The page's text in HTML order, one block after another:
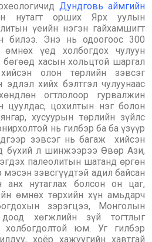
Дундговь аймгийн
нутагт орших Ярх уулын
үеийн нэгэн гайхамшигт
билээ. Энэ нь одоогоос 300
үед холбогдох чулуун
бөгөөд хасын хольцтой шаргал
хийсэн олон төрлийн зэвсэг
эдлэл хийх бэлтгэл чулуунаас
огтлолоор гурвалжин
цуулдас, цохилтын нэг болон
хусуурын төрлийн зүйлс
нь гилбэр ба ба үзүүр
зэвсэг нь багаж хийсэн
бүхий л шинжээрээ Өвөр Ази,
палеолитын шатанд өргөн
мэсэн зэвсгүүдтэй адил байсан
нутаглах болсон он цаг,
өмнөх төрхийн хүн амьдарч
зэрэгцээ, Монголын
хөгжлийн зүй тогтлыг
холбогдолтой юм. Уг гилбэр
хоёр хажуугийн хавтгай